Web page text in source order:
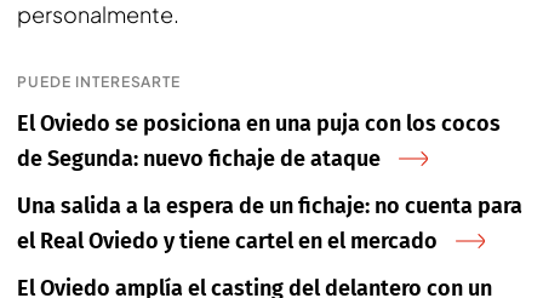
personalmente.
PUEDE INTERESARTE
El Oviedo se posiciona en una puja con los cocos
de Segunda: nuevo fichaje de ataque
Una salida a la espera de un fichaje: no cuenta para
el Real Oviedo y tiene cartel en el mercado
El Oviedo amplía el casting del delantero con un